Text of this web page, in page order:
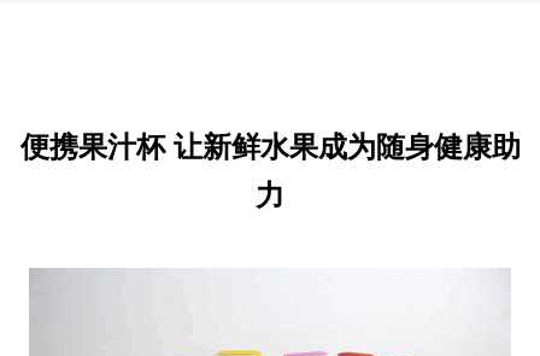
便携果汁杯 让新鲜水果成为随身健康助
力